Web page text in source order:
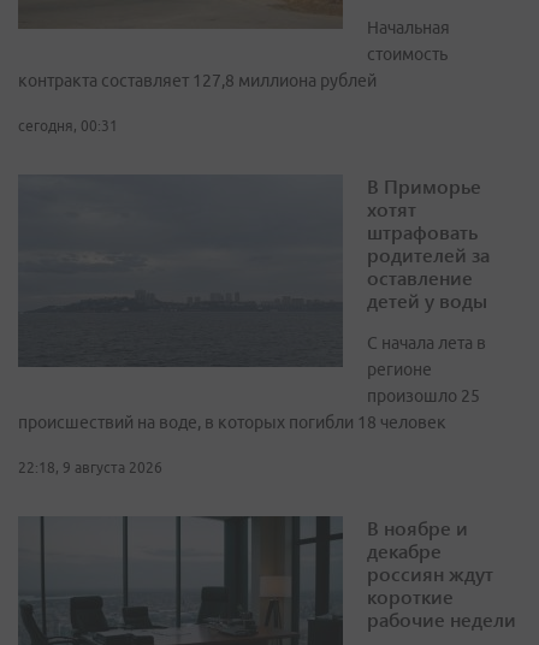
Начальная
стоимость
контракта составляет 127,8 миллиона рублей
сегодня, 00:31
В Приморье
хотят
штрафовать
родителей за
оставление
детей у воды
С начала лета в
регионе
произошло 25
происшествий на воде, в которых погибли 18 человек
22:18, 9 августа 2026
В ноябре и
декабре
россиян ждут
короткие
рабочие недели